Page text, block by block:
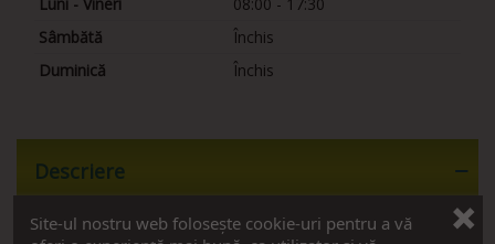
Sâmbătă
Închis
Duminică
Închis
Descriere
Organizator tacâmuri 400x500mm 5
Site-ul nostru web folosește cookie-uri pentru a vă